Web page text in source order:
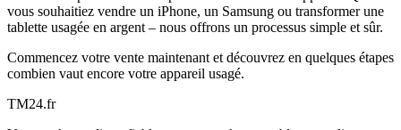
vous souhaitiez vendre un iPhone, un Samsung ou transformer une
tablette usagée en argent – nous offrons un processus simple et sûr.
Commencez votre vente maintenant et découvrez en quelques étapes
combien vaut encore votre appareil usagé.
TM24.fr